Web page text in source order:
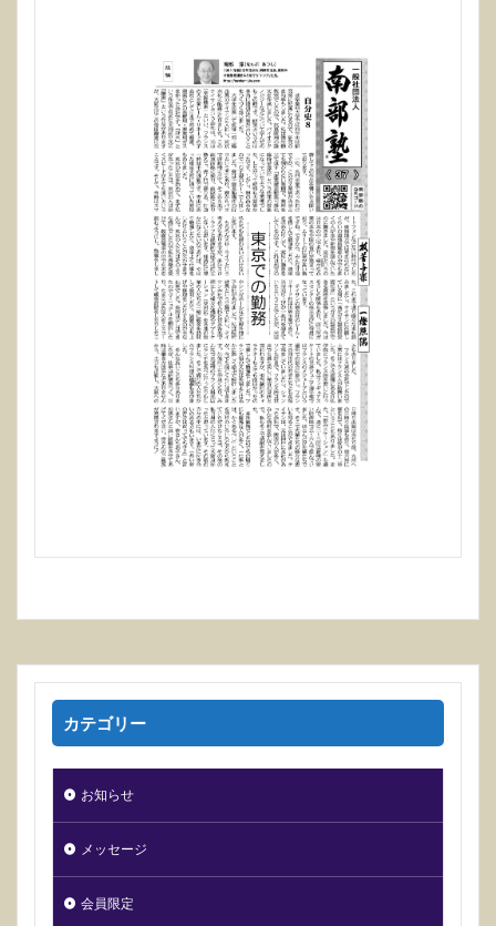
カテゴリー
お知らせ
メッセージ
会員限定